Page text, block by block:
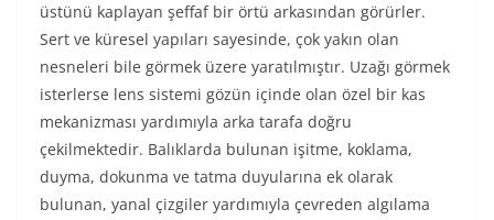
üstünü kaplayan şeffaf bir örtü arkasından görürler.
Sert ve küresel yapıları sayesinde, çok yakın olan
nesneleri bile görmek üzere yaratılmıştır. Uzağı görmek
isterlerse lens sistemi gözün içinde olan özel bir kas
mekanizması yardımıyla arka tarafa doğru
çekilmektedir. Balıklarda bulunan işitme, koklama,
duyma, dokunma ve tatma duyularına ek olarak
bulunan, yanal çizgiler yardımıyla çevreden algılama